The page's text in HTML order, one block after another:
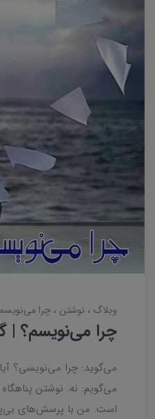
وبلاگ نوشتن چرا
چرا می‌نویسم؟ |
می‌گوید: چرا می‌نویسی؟
می‌گویم: نه. نوشتن
است. من با پرسش‌های